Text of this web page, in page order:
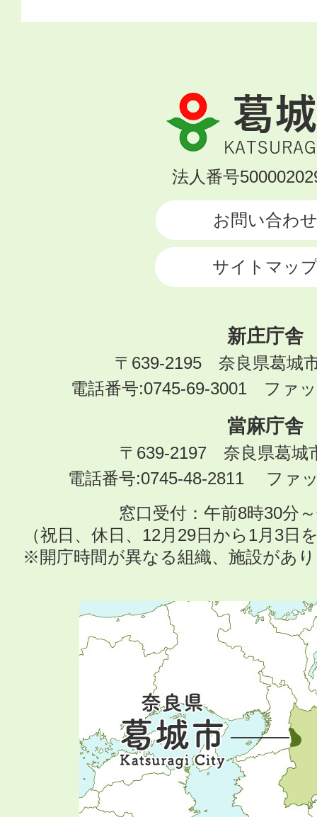
葛
城
市
KATSURAGI
法人番号
お問い合わせ
サイトマッ
新庄庁舎
〒639-2195 奈良県葛城
電話番号:0745-69-3001 ファ
當麻庁舎
〒639-2197 奈良県葛城
電話番号:0745-48-2811 ファ
窓口受付：午前8時30分
（祝日、休日、12月29日から1月3日
※開庁時間が異なる組織、施設があ